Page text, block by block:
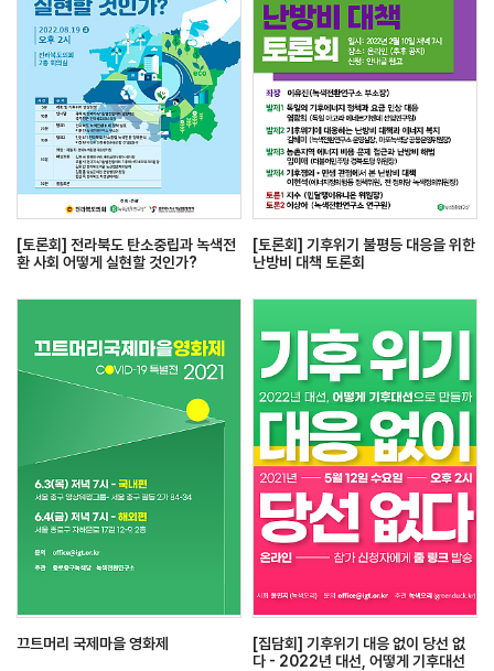
[토론회] 전라북도 탄소중립과 녹색전
환 사회 어떻게 실현할 것인가?
[토론회] 기후위기 불평등 대응을 위한
난방비 대책 토론회
끄트머리 국제마을 영화제
[집담회] 기후위기 대응 없이 당선 없
다 - 2022년 대선, 어떻게 기후대선